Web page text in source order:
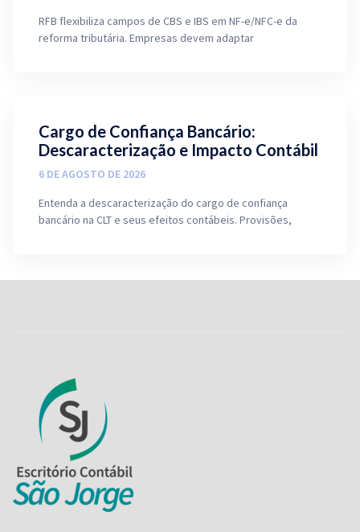
RFB flexibiliza campos de CBS e IBS em NF-e/NFC-e da
reforma tributária. Empresas devem adaptar
Cargo de Confiança Bancário:
Descaracterização e Impacto Contábil
6 DE AGOSTO DE 2026
Entenda a descaracterização do cargo de confiança
bancário na CLT e seus efeitos contábeis. Provisões,